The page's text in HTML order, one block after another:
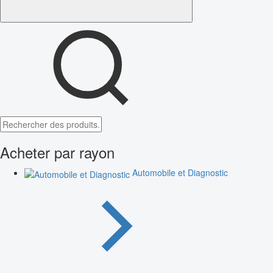
Acheter par rayon
Automobile et Diagnostic